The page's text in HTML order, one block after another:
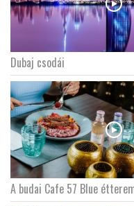
GLOBOZSARU
DOBRAVERO.HU
LATIMO.HU
GLOBOBOOK
Dubaj csodái
A budai Cafe 57 Blue